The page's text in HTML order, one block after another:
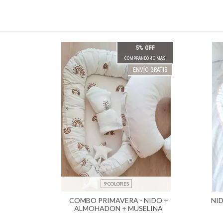
5% OFF
COMPRANDO 4 O MÁS
ENVÍO GRATIS
9 COLORES
COMBO PRIMAVERA - NIDO +
ALMOHADON + MUSELINA